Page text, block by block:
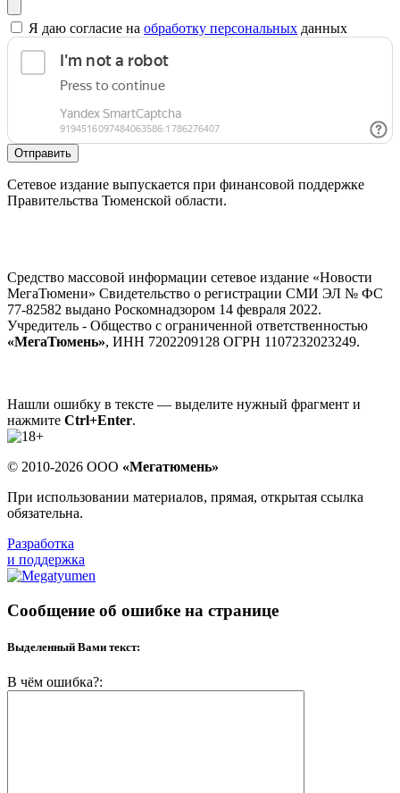
Я даю согласие на обработку персональных данных
Отправить
Сетевое издание выпускается при финансовой поддержке
Правительства Тюменской области.
Средство массовой информации сетевое издание «Новости
МегаТюмени» Свидетельство о регистрации СМИ ЭЛ № ФС
77-82582 выдано Роскомнадзором 14 февраля 2022.
Учредитель - Общество с ограниченной ответственностью
«МегаТюмень», ИНН 7202209128 ОГРН 1107232023249.
Нашли ошибку в тексте — выделите нужный фрагмент и
нажмите Ctrl+Enter.
© 2010-2026 ООО «Мегатюмень»
При использовании материалов, прямая, открытая ссылка
обязательна.
Разработка
и поддержка
Сообщение об ошибке на странице
Выделенный Вами текст:
В чём ошибка?: